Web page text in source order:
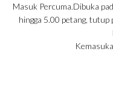
hingga 5.00 petang,